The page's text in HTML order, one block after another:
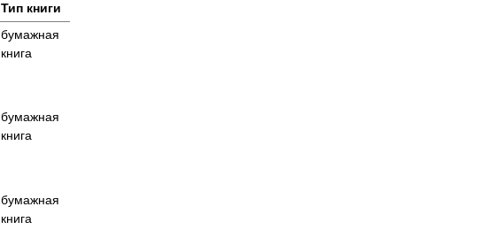
Тип книги
бумажная
книга
бумажная
книга
бумажная
книга